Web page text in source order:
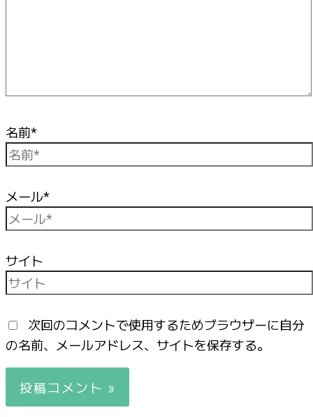
名前*
メール*
サイト
次回のコメントで使用するためブラウザーに自分
の名前、メールアドレス、サイトを保存する。